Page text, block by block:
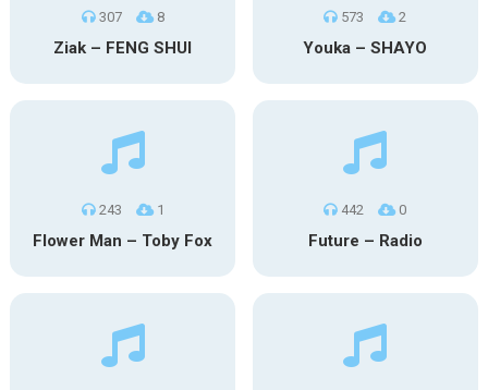
307 8
Ziak – FENG SHUI
573 2
Youka – SHAYO
243 1
Flower Man – Toby Fox
442 0
Future – Radio